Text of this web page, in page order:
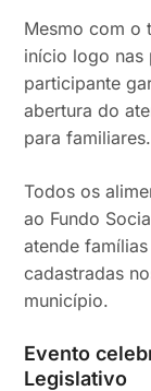
Mesmo com o
início logo nas
participante
abertura do
para familiares.
Todos os
ao Fundo
atende
cadastradas
município.
Evento
Legislativo